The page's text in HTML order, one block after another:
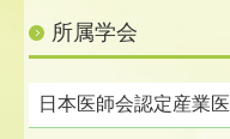
所属学会
日本医師会認定産業医